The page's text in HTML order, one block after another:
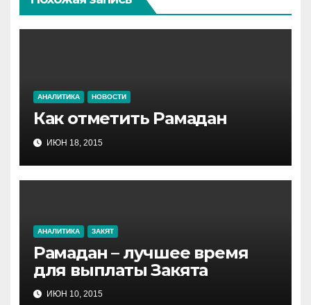
АНАЛИТИКА НОВОСТИ
Как отметить Рамадан
ИЮН 18, 2015
АНАЛИТИКА ЗАКЯТ
Рамадан – лучшее время
для выплаты Закята
ИЮН 10, 2015